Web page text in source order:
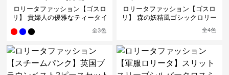
ロリータファッション【ゴスロ
リ】 貴婦人の優雅なティータイ
全3色
ロリータファッション【ゴスロ
リ】 森の妖精風ゴシックロリー
全4色